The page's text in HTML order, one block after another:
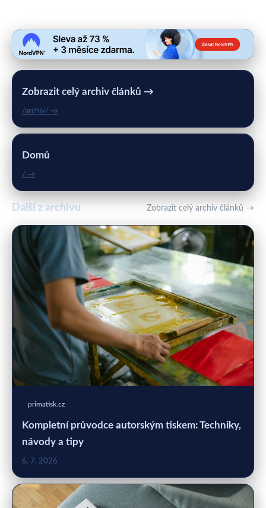
Zobrazit celý archiv článků →
/archiv/ →
Domů
/ →
Další z archivu Zobrazit celý archiv článků →
primatisk.cz
Kompletní průvodce autorským tiskem: Techniky,
návody a tipy
6. 7. 2026